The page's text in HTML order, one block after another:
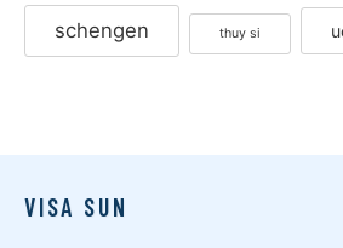
schengen thuy si
VISA SUN